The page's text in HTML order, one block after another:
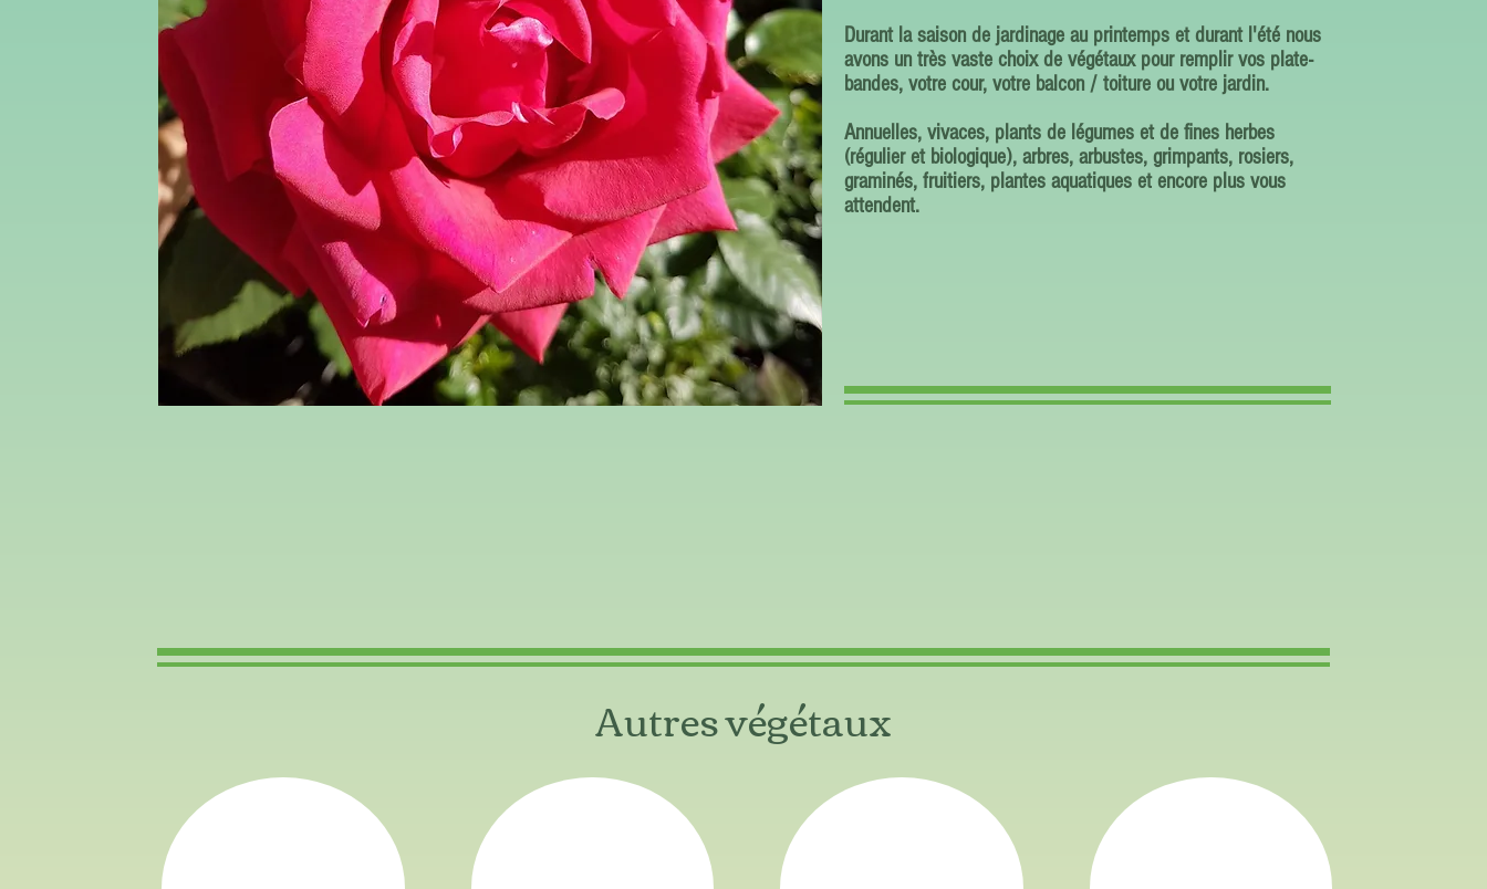
Durant la saison de jardinage au printemps et durant l'été nous
avons un très vaste choix de végétaux pour remplir vos plate-
bandes, votre cour, votre balcon / toiture ou votre jardin.
Annuelles, vivaces, plants de légumes et de fines herbes
(régulier et biologique), arbres, arbustes, grimpants, rosiers,
graminés, fruitiers, plantes aquatiques et encore plus vous
attendent.
Autres végétaux